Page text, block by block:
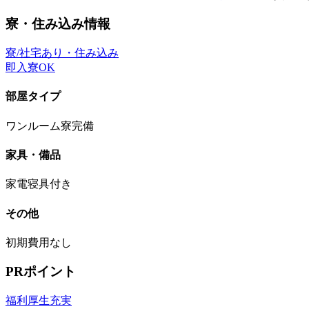
寮・住み込み情報
寮/社宅あり・住み込み
即入寮OK
部屋タイプ
ワンルーム寮完備
家具・備品
家電寝具付き
その他
初期費用なし
PRポイント
福利厚生充実